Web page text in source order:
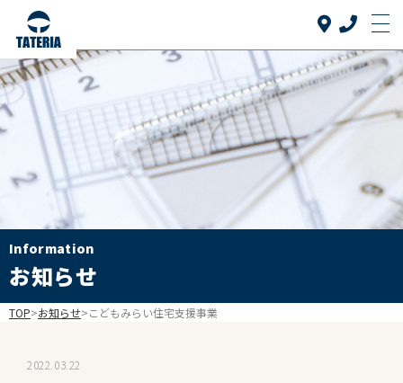
Top
トップ
当社について
About us
リフォーム品目
介護リフォーム
Works
Information
お知らせ
TOP>お知らせ>こどもみらい住宅支援事業
2022.03.22